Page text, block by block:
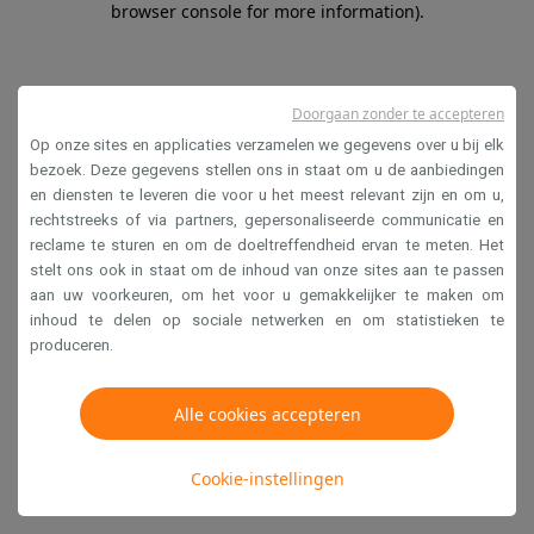
browser console for more information).
Op onze sites en applicaties verzamelen we gegevens over u bij elk
bezoek. Deze gegevens stellen ons in staat om u de aanbiedingen
en diensten te leveren die voor u het meest relevant zijn en om u,
rechtstreeks of via partners, gepersonaliseerde communicatie en
reclame te sturen en om de doeltreffendheid ervan te meten. Het
stelt ons ook in staat om de inhoud van onze sites aan te passen
aan uw voorkeuren, om het voor u gemakkelijker te maken om
inhoud te delen op sociale netwerken en om statistieken te
produceren.
Alle cookies accepteren
Cookie-instellingen
Doorgaan zonder te accepteren